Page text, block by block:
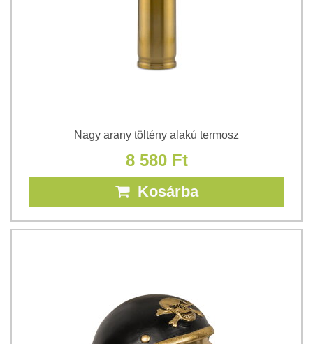
Nagy arany töltény alakú termosz
8 580 Ft
Kosárba